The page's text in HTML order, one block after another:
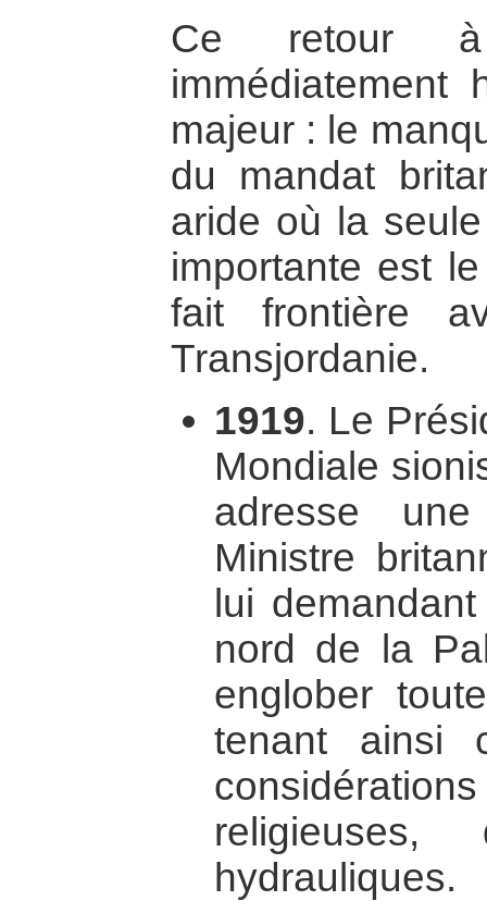
Ce retour
immédiatement
majeur : le
du mandat
aride où la
importante est
fait frontière
Transjordanie.
1919. Le
Mondiale
adresse
Ministre
lui
nord de la
englober
tenant ainsi
religieuses,
hydrauliques.